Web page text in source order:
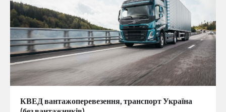
КВЕД вантажоперевезення, транспорт Україна